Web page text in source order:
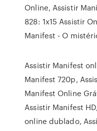
Online, Assistir
828: 1x15 Assistir
Manifest - O
Assistir Manifest
Manifest 720p,
Manifest Online
Assistir Manifest
online dublado,